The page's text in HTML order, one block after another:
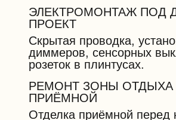
ЭЛЕКТРОМОНТАЖ ПОД
ПРОЕКТ
Скрытая проводка,
диммеров, сенсорных
розеток в плинтусах.
РЕМОНТ ЗОНЫ ОТДЫХА
ПРИЁМНОЙ
Отделка приёмной перед